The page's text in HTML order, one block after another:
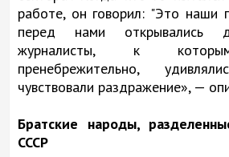
работе, он говорил: "Это наши
перед нами открывались
журналисты, к
пренебрежительно,
чувствовали раздражение», —
Братские народы,
СССР